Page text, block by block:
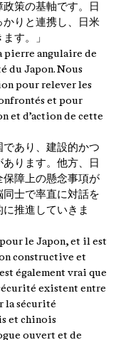
政策の基軸です。日
りと連携し、日米
す。」
pierre angulaire de
du Japon. Nous
pour relever les
et pour
et d’action de cette
であり、建設的かつ
ります。他方、日
障上の懸念事項が
士で率直に対話を
推進していきま
le Japon, et il est
constructive et
également vrai que
existent entre
la sécurité
et chinois
ouvert et de